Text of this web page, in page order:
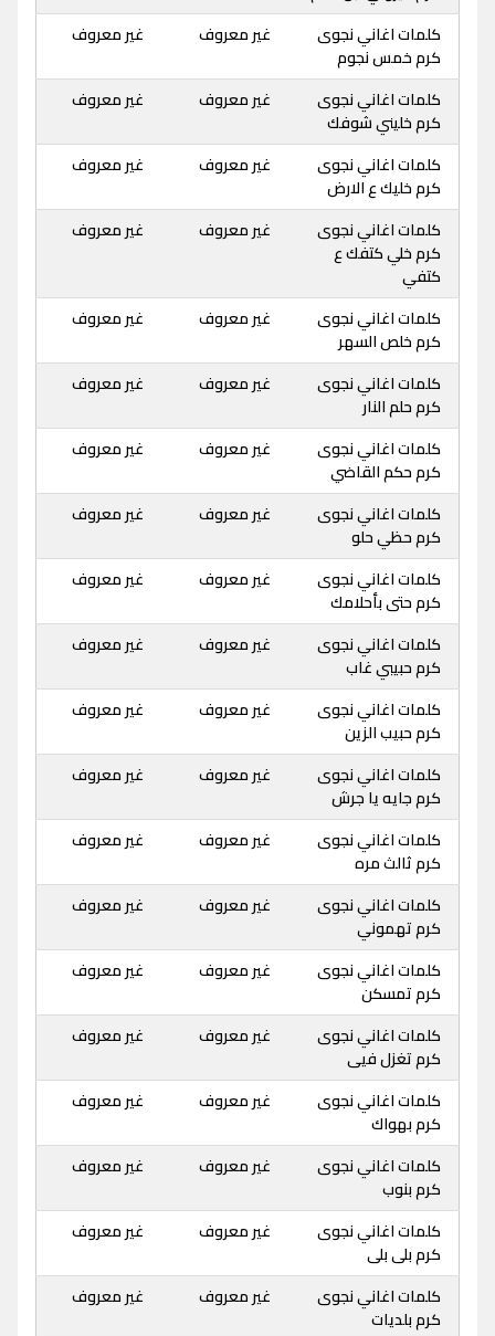
كلمات اغاني نجوى
كرم خمس نجوم
غير معروف غير معروف
كلمات اغاني نجوى
كرم خليني شوفك
غير معروف غير معروف
كلمات اغاني نجوى
كرم خليك ع الارض
غير معروف غير معروف
كلمات اغاني نجوى
كرم خلي كتفك ع
كتفي
غير معروف غير معروف
كلمات اغاني نجوى
كرم خلص السهر
غير معروف غير معروف
كلمات اغاني نجوى
كرم حلم النار
غير معروف غير معروف
كلمات اغاني نجوى
كرم حكم القاضي
غير معروف غير معروف
كلمات اغاني نجوى
كرم حظي حلو
غير معروف غير معروف
كلمات اغاني نجوى
كرم حتى بأحلامك
غير معروف غير معروف
كلمات اغاني نجوى
كرم حبيبي غاب
غير معروف غير معروف
كلمات اغاني نجوى
كرم حبيب الزين
غير معروف غير معروف
كلمات اغاني نجوى
كرم جايه يا جرش
غير معروف غير معروف
كلمات اغاني نجوى
كرم ثالث مره
غير معروف غير معروف
كلمات اغاني نجوى
كرم تهموني
غير معروف غير معروف
كلمات اغاني نجوى
كرم تمسكن
غير معروف غير معروف
كلمات اغاني نجوى
كرم تغزل فيى
غير معروف غير معروف
كلمات اغاني نجوى
كرم بهواك
غير معروف غير معروف
كلمات اغاني نجوى
كرم بنوب
غير معروف غير معروف
كلمات اغاني نجوى
كرم بلى بلى
غير معروف غير معروف
كلمات اغاني نجوى
كرم بلديات
غير معروف غير معروف